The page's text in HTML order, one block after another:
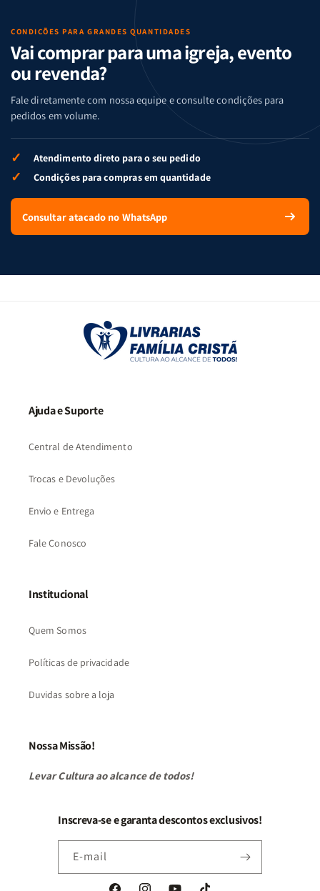
CONDIÇÕES PARA GRANDES QUANTIDADES
Vai comprar para uma igreja, evento
ou revenda?
Fale diretamente com nossa equipe e consulte condições para
pedidos em volume.
✓ Atendimento direto para o seu pedido
✓ Condições para compras em quantidade
Consultar atacado no WhatsApp
Ajuda e Suporte
Central de Atendimento
Trocas e Devoluções
Envio e Entrega
Fale Conosco
Institucional
Quem Somos
Políticas de privacidade
Duvidas sobre a loja
Nossa Missão!
Levar Cultura ao alcance de todos!
Inscreva-se e garanta descontos exclusivos!
E-mail